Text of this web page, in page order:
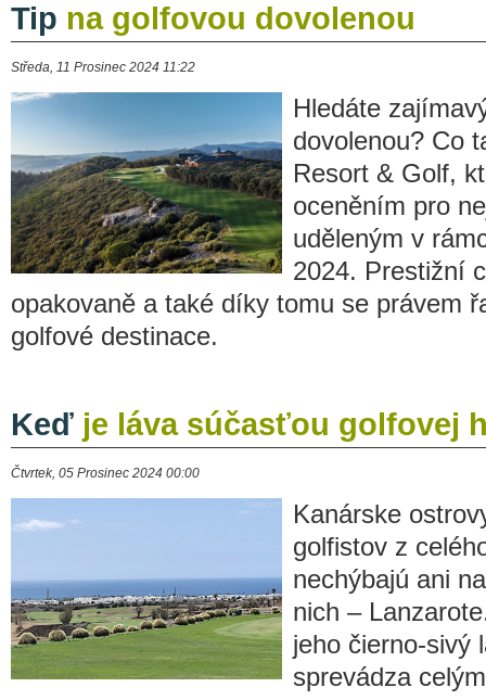
Tip na golfovou dovolenou
Středa, 11 Prosinec 2024 11:22
Hledáte
dovolenou? Co
Resort & Golf,
oceněním pro
uděleným v
2024. Prestižní
opakovaně a také díky tomu se právem
golfové destinace.
Keď je láva súčasťou golfovej
Čtvrtek, 05 Prosinec 2024 00:00
Kanárske
golfistov z
nechýbajú ani
nich –
jeho čierno-sivý
sprevádza